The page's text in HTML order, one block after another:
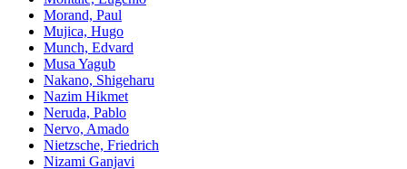
Morand, Paul
Mujica, Hugo
Munch, Edvard
Musa Yagub
Nakano, Shigeharu
Nazim Hikmet
Neruda, Pablo
Nervo, Amado
Nietzsche, Friedrich
Nizami Ganjavi